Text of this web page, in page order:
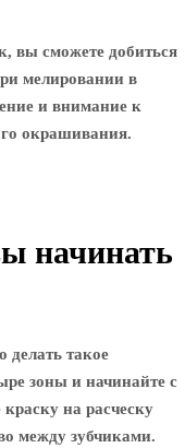
вы сможете добиться
мелировании в
и внимание к
окрашивания.
начинать
делать такое
зоны и начинайте с
на расческу
между зубчиками.